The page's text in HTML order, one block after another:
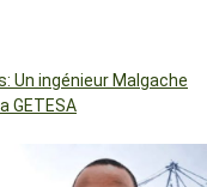
Un ingénieur Malgache
GETESA